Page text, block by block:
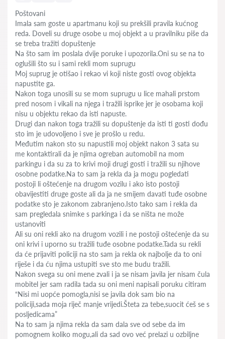
Poštovani
Imala sam goste u apartmanu koji su prekšili pravila kućnog
reda. Doveli su druge osobe u moj objekt a u pravilniku piše da
se treba tražiti dopuštenje
Na što sam im poslala dvije poruke i upozorila.Oni su se na to
oglušili što su i sami rekli mom suprugu
Moj suprug je otišao i rekao vi koji niste gosti ovog objekta
napustite ga.
Nakon toga unosili su se mom suprugu u lice mahali prstom
pred nosom i vikali na njega i tražili isprike jer je osobama koji
nisu u objektu rekao da isti napuste.
Drugi dan nakon toga tražili su dopuštenje da isti ti gosti dođu
sto im je udovoljeno i sve je prošlo u redu.
Međutim nakon sto su napustili moj objekt nakon 3 sata su
me kontaktirali da je njima ogreban automobil na mom
parkingu i da su za to krivi moji drugi gosti i tražili su njihove
osobne podatke.Na to sam ja rekla da ja mogu pogledati
postoji li oštećenje na drugom vozilu i ako isto postoji
obavijestiti druge goste ali da ja ne smijem davati tuđe osobne
podatke sto je zakonom zabranjeno.Isto tako sam i rekla da
sam pregledala snimke s parkinga i da se ništa ne može
ustanoviti
Ali su oni rekli ako na drugom vozili i ne postoji oštećenje da su
oni krivi i uporno su tražili tuđe osobne podatke.Tada su rekli
da će prijaviti policiji na sto sam ja rekla ok najbolje da to oni
riješe i da ću njima ustupiti sve sto me budu tražili.
Nakon svega su oni mene zvali i ja se nisam javila jer nisam čula
mobitel jer sam radila tada su oni meni napisali poruku citiram
“Nisi mi uopće pomogla,nisi se javila dok sam bio na
policiji,sada moja riječ manje vrijedi.Šteta za tebe,suocit ćeš se s
posljedicama”
Na to sam ja njima rekla da sam dala sve od sebe da im
pomognem koliko mogu,ali da sad ovo već prelazi u ozbiljne